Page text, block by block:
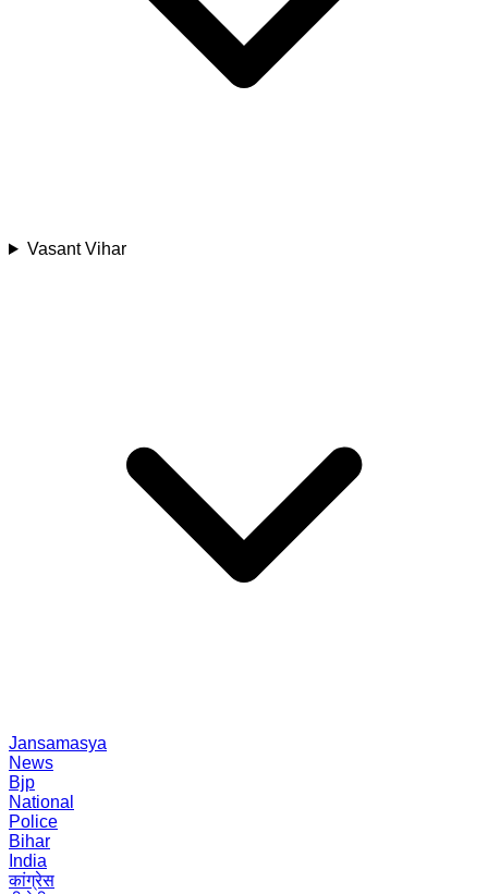
Vasant Vihar
Jansamasya
News
Bjp
National
Police
Bihar
India
कांग्रेस